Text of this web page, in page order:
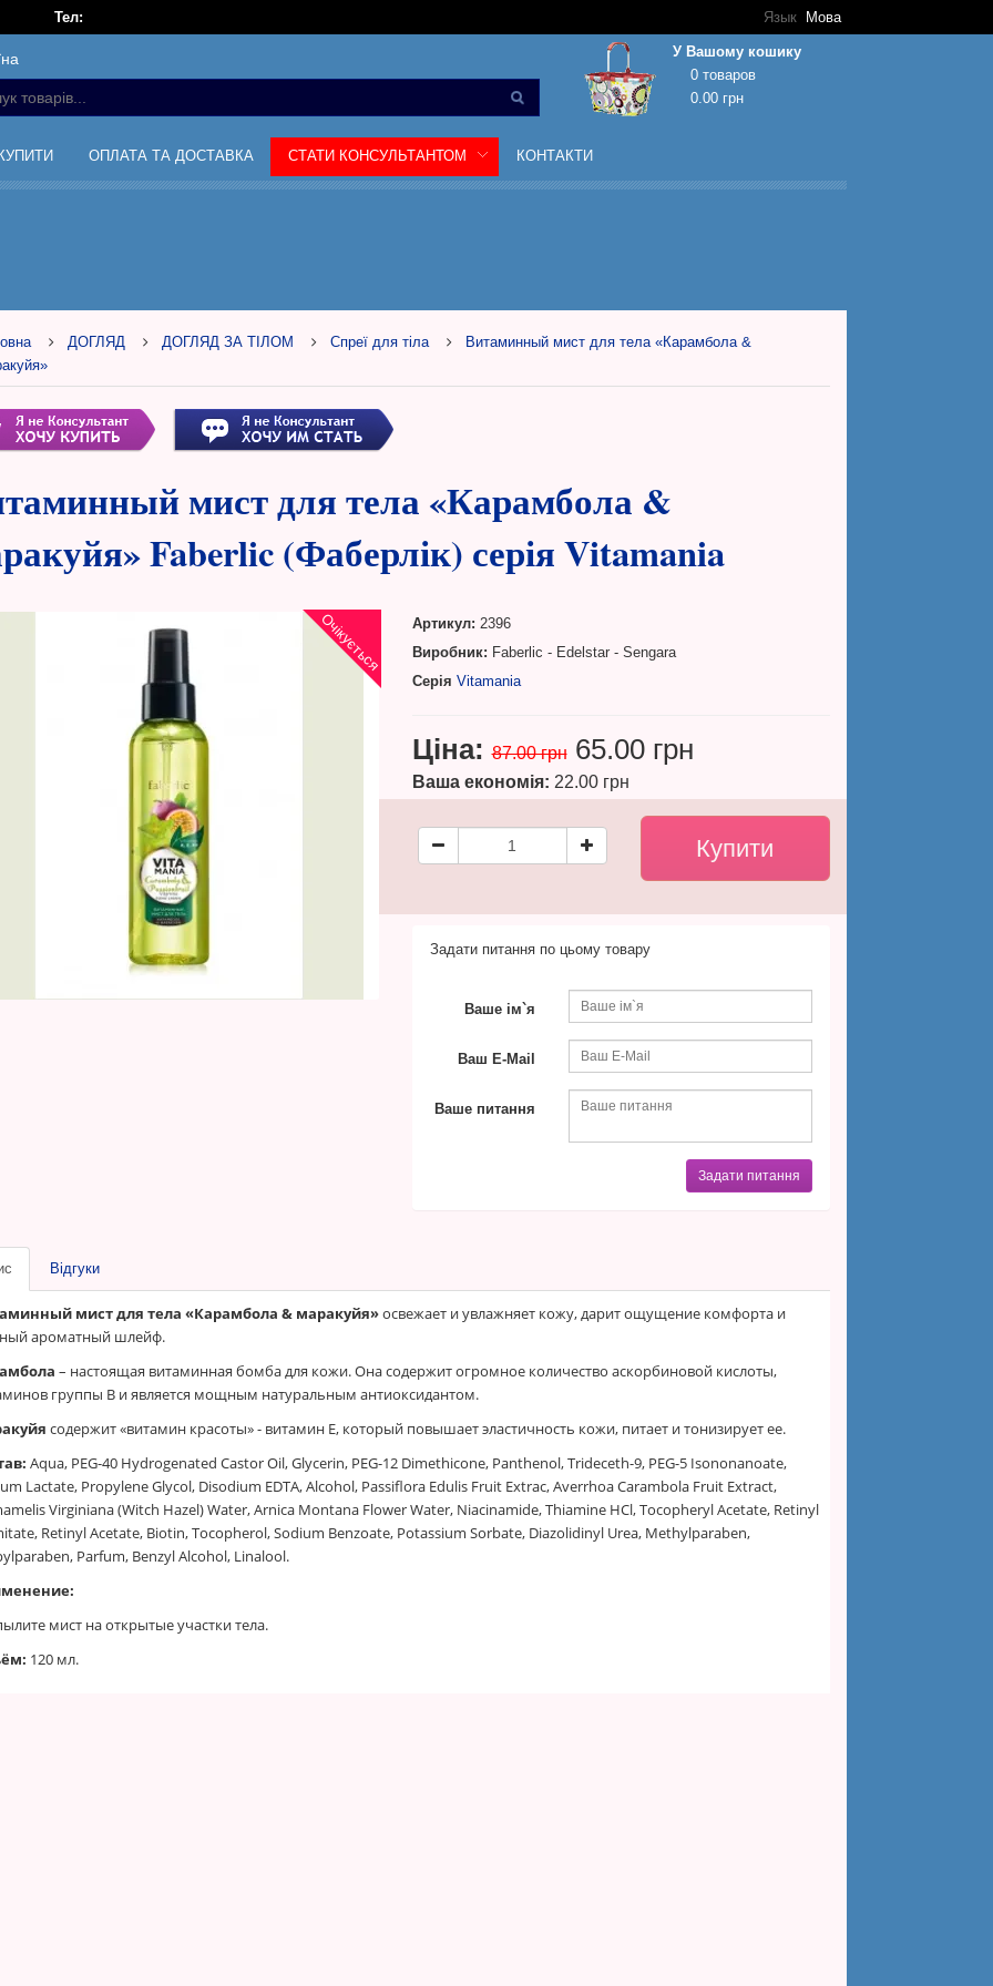
Язык Мова
Тел:
У Вашому кошику
0 товаров
0.00 грн
Кошик покупок порожній!
ОПЛАТА ТА ДОСТАВКА СТАТИ КОНСУЛЬТАНТОМ КОНТАКТИ
ДОГЛЯД ДОГЛЯД ЗА ТІЛОМ Спреї для тіла
Витаминный мист для тела «Карамбола &
мист для тела «Карамбола &
Faberlic (Фаберлік) серія Vitamania
Очікується Артикул: 2396
Виробник: Faberlic - Edelstar - Sengara
Серія Vitamania
Ціна: 87.00 грн 65.00 грн
Ваша економія: 22.00 грн
Задати питання по цьому товару
Ваше ім`я
Ваш E-Mail
Ваше питання
Задати питання
Відгуки
мист для тела «Карамбола & маракуйя»освежает и увлажняет кожу, дарит ощущение комфорта и
ароматный шлейф.
– настоящая витаминная бомба для кожи. Она содержит огромное количество аскорбиновой кислоты,
группы B и является мощным натуральным антиоксидантом.
содержит «витамин красоты» - витамин E, который повышает эластичность кожи, питает и тонизирует ее.
Aqua, PEG-40 Hydrogenated Castor Oil, Glycerin, PEG-12 Dimethicone, Panthenol, Trideceth-9, PEG-5 Isononanoate,
Lactate, Propylene Glycol, Disodium EDTA, Alcohol, Passiflora Edulis Fruit Extrac, Averrhoa Carambola Fruit Extract,
Virginiana (Witch Hazel) Water, Arnica Montana Flower Water, Niacinamide, Thiamine HCl, Tocopheryl Acetate, Retinyl
Retinyl Acetate, Biotin, Tocopherol, Sodium Benzoate, Potassium Sorbate, Diazolidinyl Urea, Methylparaben,
Parfum, Benzyl Alcohol, Linalool.
мист на открытые участки тела.
120 мл.